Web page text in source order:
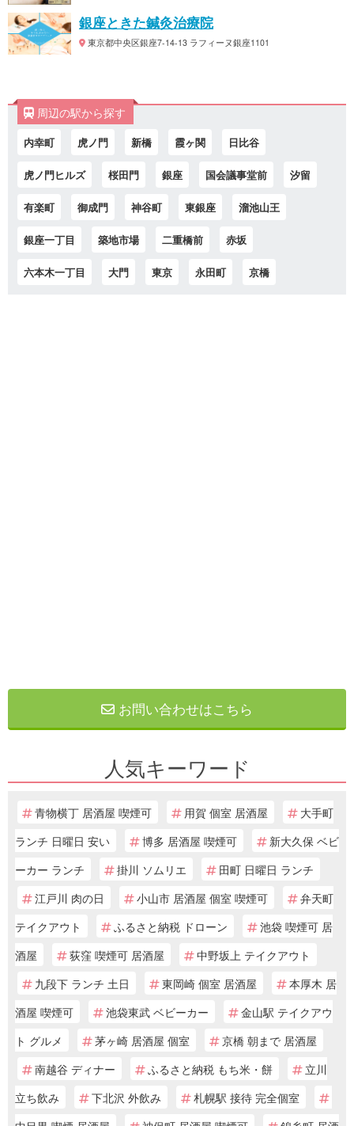
銀座ときた鍼灸治療院
東京都中央区銀座7-14-13 ラフィーヌ銀座1101
周辺の駅から探す
内幸町 虎ノ門 新橋 霞ヶ関 日比谷
虎ノ門ヒルズ 桜田門 銀座 国会議事堂前 汐留
有楽町 御成門 神谷町 東銀座 溜池山王
銀座一丁目 築地市場 二重橋前 赤坂
六本木一丁目 大門 東京 永田町 京橋
お問い合わせはこちら
人気キーワード
青物横丁 居酒屋 喫煙可 用賀 個室 居酒屋
大手町
ランチ 日曜日 安い
博多 居酒屋 喫煙可
新大久保 ベビ
ーカー ランチ
掛川 ソムリエ
田町 日曜日 ランチ
江戸川 肉の日
小山市 居酒屋 個室 喫煙可
弁天町
テイクアウト
ふるさと納税 ドローン
池袋 喫煙可 居
酒屋
荻窪 喫煙可 居酒屋
中野坂上 テイクアウト
九段下 ランチ 土日
東岡崎 個室 居酒屋
本厚木 居
酒屋 喫煙可
池袋東武 ベビーカー
金山駅 テイクアウ
ト グルメ
茅ヶ崎 居酒屋 個室
京橋 朝まで 居酒屋
南越谷 ディナー
ふるさと納税 もち米・餅
立川
立ち飲み
下北沢 外飲み
札幌駅 接待 完全個室